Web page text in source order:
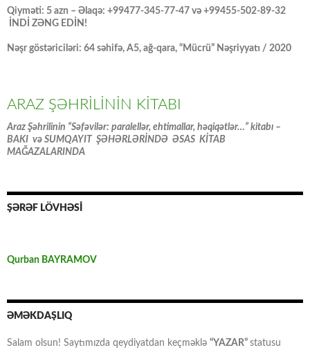
Qiyməti: 5 azn – Əlaqə: +99477-345-77-47 və +99455-502-89-32
İNDİ ZƏNG EDİN!
Nəşr göstəriciləri: 64 səhifə, A5, ağ-qara, “Mücrü” Nəşriyyatı / 2020
ARAZ ŞƏHRİLİNİN KİTABI
Araz Şəhrilinin “Səfəvilər: paralellər, ehtimallar, həqiqətlər…” kitabı –
BAKI və SUMQAYIT ŞƏHƏRLƏRİNDƏ ƏSAS KİTAB
MAĞAZALARINDA
ŞƏRƏF LÖVHƏSİ
Qurban BAYRAMOV
ƏMƏKDAŞLIQ
Salam olsun! Saytımızda qeydiyatdan keçməklə “YAZAR” statusu